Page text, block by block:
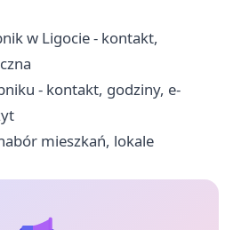
w Ligocie - kontakt,
- kontakt, godziny, e-
mieszkań, lokale